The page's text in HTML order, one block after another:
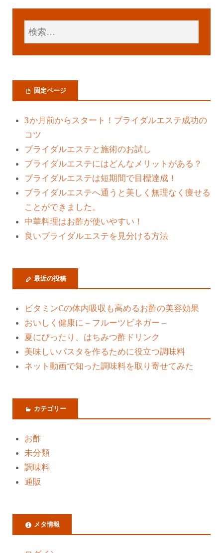
固定ページ
3か月前からスタート！ブライダルエステ成功の
コツ
ブライダルエステと施術のお試し
ブライダルエステにはどんなメリットがある？
ブライダルエステは短期間で目標達成！
ブライダルエステへ通うと美しく無理なく痩せる
ことができました。
中華料理はお酢が使いやすい！
良いブライダルエステを見分ける方法
最近の投稿
ビタミンCの体内吸収も高めるお酢の美容効果
おいしく健康に – フルーツビネガー –
夏にぴったり、はちみつ酢ドリンク
美味しいパスタを作るために役立つ調味料
ネット動画で知った調味料を取り寄せてみた
カテゴリー
お酢
未分類
調味料
通販
メタ情報